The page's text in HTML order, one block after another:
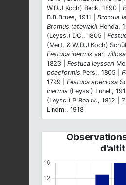
W.D.J.Koch) Beck, 1890 |
B.B.Brues, 1911 | Bromus
Bromus tatewakii Honda,
(Leyss.) DC., 1805 |
(Mert. & W.D.J.Koch)
Festuca inermis var. villosa
1823 | Festuca leysseri
poaeformis Pers., 1805 |
1799 | Festuca speciosa
inermis (Leyss.) Lunell,
(Leyss.) P.Beauv., 1812 |
Lindm., 1918